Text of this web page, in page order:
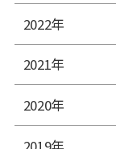
2022年
2021年
2020年